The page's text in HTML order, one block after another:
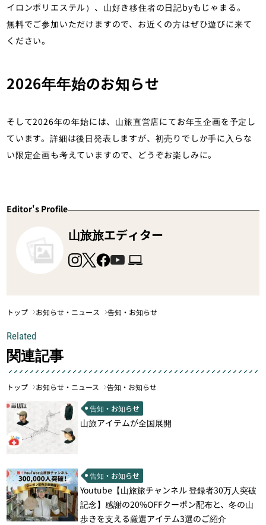
イロンポリエステル）、山好き移住者の日記byもじゃまる。
無料でご参加いただけますので、お近くの方はぜひ遊びに来て
ください。
2026年年始のお知らせ
そして2026年の年始には、山旅直営店にてお年玉企画を予定し
ています。詳細は後日発表しますが、初売りでしか手に入らな
い限定企画も考えていますので、どうぞお楽しみに。
Editor's Profile
山旅旅エディター
トップ お知らせ・ニュース 告知・お知らせ
Related
関連記事
トップ お知らせ・ニュース 告知・お知らせ
告知・お知らせ
山旅アイテムが全国展開
告知・お知らせ
Youtube【山旅旅チャンネル 登録者30万人突破
記念】感謝の20%OFFクーポン配布と、冬の山
歩きを支える厳選アイテム3選のご紹介